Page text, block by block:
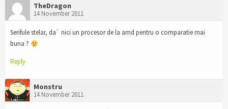
TheDragon
14 November 2011
Serifule stelar, da` nici un procesor de la amd pentru o comparatie mai
buna ?
Reply
Monstru
14 November 2011